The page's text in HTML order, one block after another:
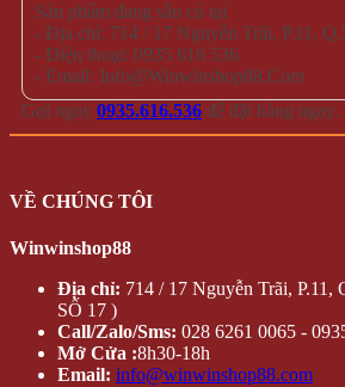
Sản phẩm đang sẵn có tại
- Địa chỉ: 714 / 17 Nguyễn Trãi, P.11,
- Điện thoại: 0935 616 536
- Email: Info@Winwinshop88.Com
Gọi ngay 0935.616.536 để đặt hàng ngay.
VỀ CHÚNG TÔI
Winwinshop88
Địa chỉ: 714 / 17 Nguyễn Trãi, P.11,
SỐ 17 )
Call/Zalo/Sms: 028 6261 0065 -
Mở Cửa :8h30-18h
Email: info@winwinshop88.com